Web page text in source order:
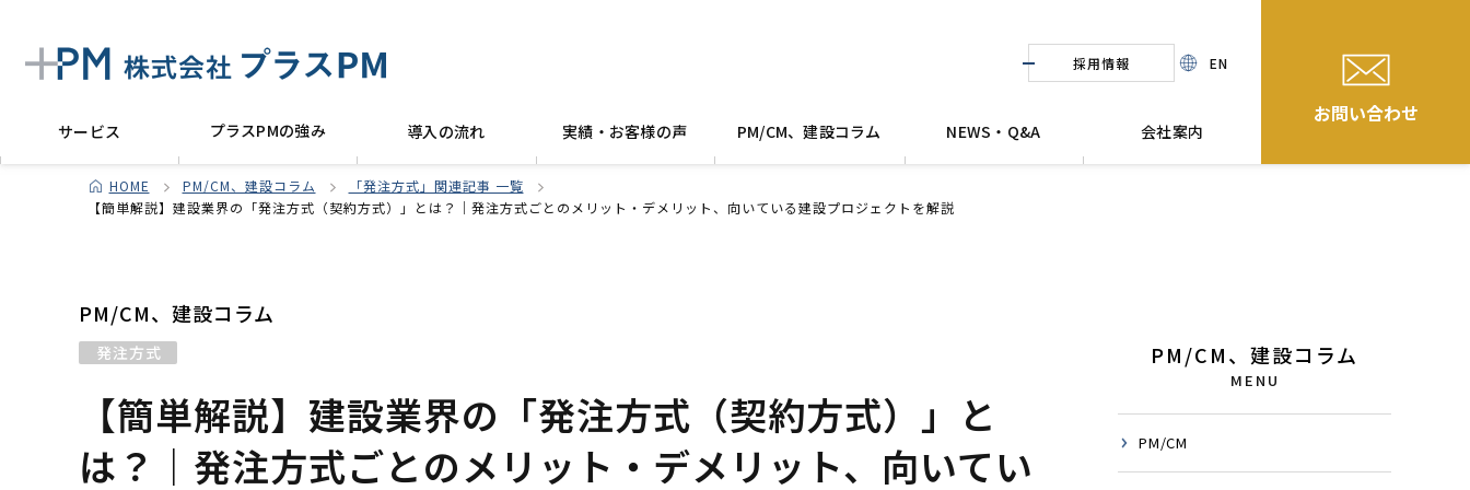
採用情報 EN
サービス プラスPMの強み 導入の流れ 実績・お客様の声 PM/CM、建設コラム NEWS・Q&A 会社案内
お問い合わせ
HOME PM/CM、建設コラム
「発注方式」関連記事 一覧
【簡単解説】建設業界の「発注方式（契約方式）」とは？｜発注方式ごとのメリット・デメリット、向いている建設プロジェクトを解説
PM/CM、建設コラム
発注方式
【簡単解説】建設業界の「発注方式（契約方式）」と
は？｜発注方式ごとのメリット・デメリット、向いてい
PM/CM、建設コラム
MENU
PM/CM